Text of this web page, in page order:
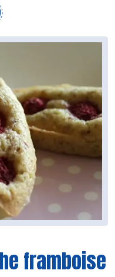
framboise